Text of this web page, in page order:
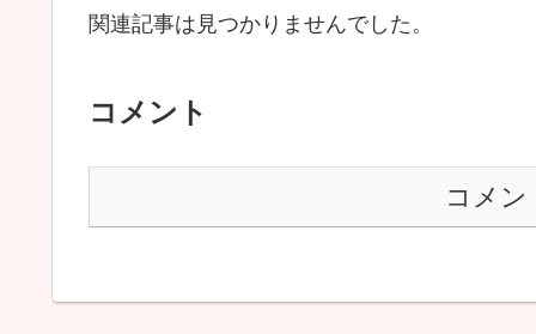
関連記事は見つかりませんでした。
コメント
コメン